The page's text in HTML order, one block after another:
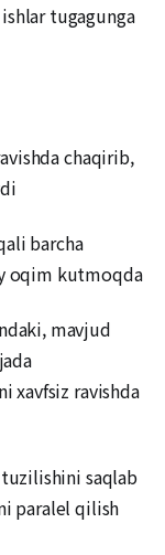
tugagunga
chaqirib,
barcha
oqim kutmoqda
mavjud
xavfsiz ravishda
saqlab
paralel qilish